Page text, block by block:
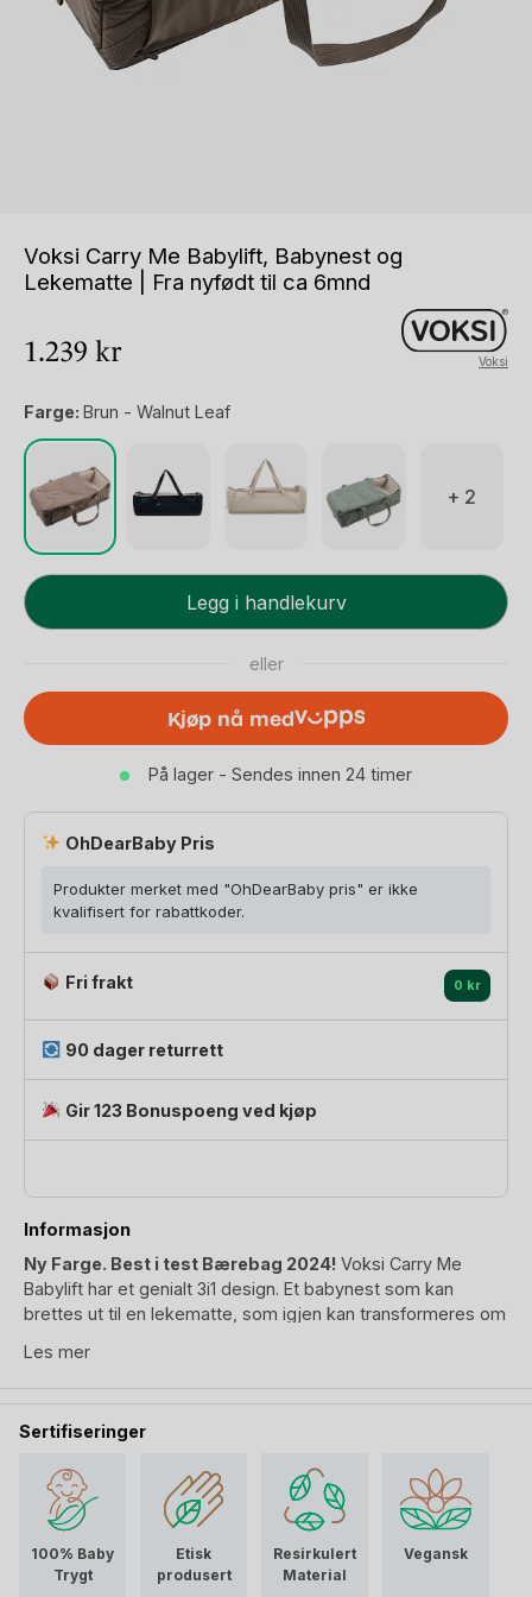
Voksi Carry Me Babylift, Babynest og
Lekematte | Fra nyfødt til ca 6mnd
1.239 kr Voksi
Farge: Brun - Walnut Leaf
+ 2
Voksi
Carry
Babynest
og
Fra
nyfødt
antall
Legg i handlekurv
eller
Kjøp nå med
På lager - Sendes innen 24 timer
OhDearBaby Pris
Produkter merket med "OhDearBaby pris" er ikke
kvalifisert for rabattkoder.
Fri frakt 0 kr
90 dager returrett
Gir 123 Bonuspoeng ved kjøp
Informasjon
Ny Farge. Best i test Bærebag 2024! Voksi Carry Me
Babylift har et genialt 3i1 design. Et babynest som kan
brettes ut til en lekematte, som igjen kan transformeres om
på lekematten. Ja, Voksi har virkelig gjennomtenkt designet
her! Du får til og med et trekk som festes med glidelåser
forflytning av en sovende eller hvilende baby. Her kan du
spare en del penger og miljøet mtp å heller kjøpe et produkt
istedenfor tre. Voksi Carry Me har innsidemål på 65×25 cm.
Passer alt av vognbag som er ute og går på markedet, og vil
passe til baby er rundt 6 måneder. Voksi Babylift er
Les mer
Sertifiseringer
100% Baby
Trygt
Etisk
produsert
Resirkulert
Material
Vegansk